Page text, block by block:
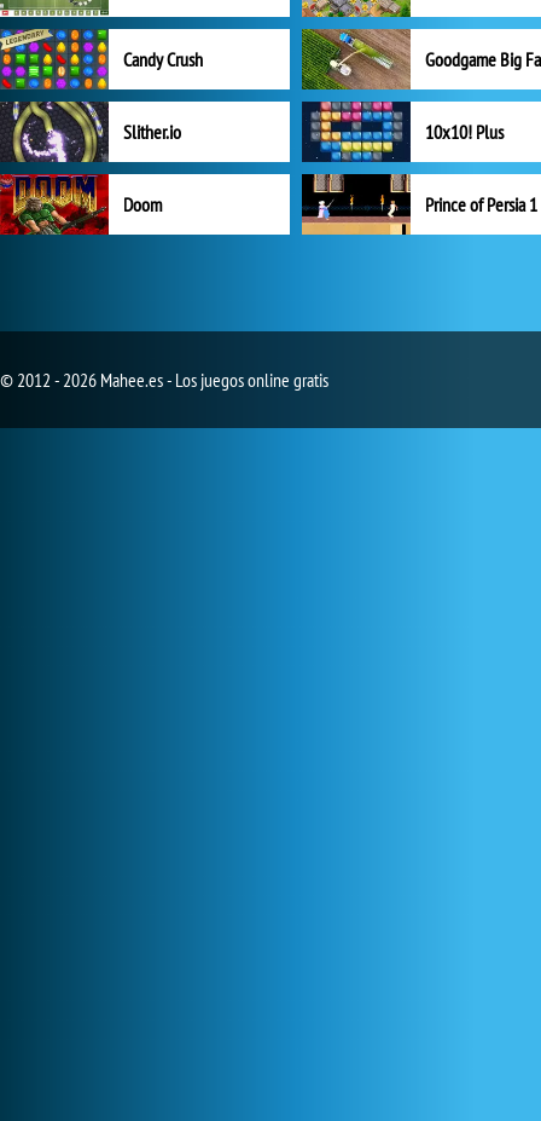
Candy Crush Goodgame Big
Slither.io 10x10! Plus
Doom Prince of Persia 1
© 2012 - 2026 Mahee.es - Los juegos online gratis